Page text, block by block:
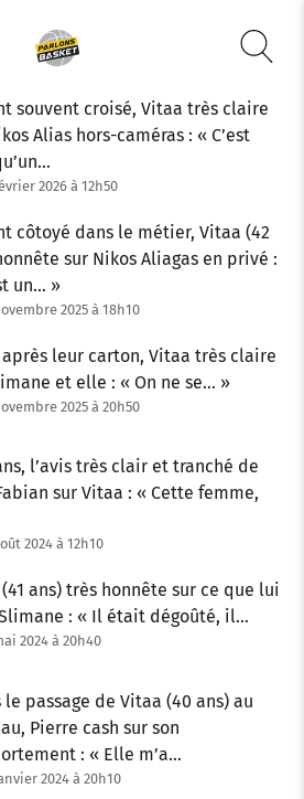
souvent croisé, Vitaa très claire
Alias hors-caméras : « C’est
2026 à 12h50
côtoyé dans le métier, Vitaa (42
sur Nikos Aliagas en privé :
un… »
2025 à 18h10
après leur carton, Vitaa très claire
et elle : « On ne se… »
2025 à 20h50
l’avis très clair et tranché de
sur Vitaa : « Cette femme,
2024 à 12h10
ans) très honnête sur ce que lui
: « Il était dégoûté, il…
2024 à 20h40
le passage de Vitaa (40 ans) au
Pierre cash sur son
: « Elle m’a…
2024 à 20h10